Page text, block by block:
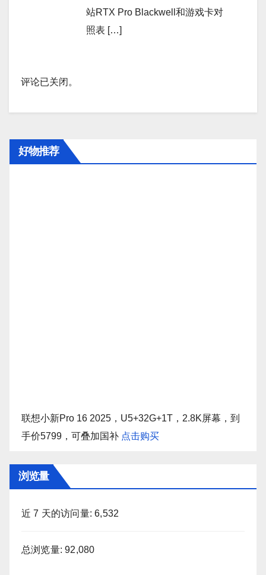
站RTX Pro Blackwell和游戏卡对
照表 […]
评论已关闭。
好物推荐
联想小新Pro 16 2025，U5+32G+1T，2.8K屏幕，到
手价5799，可叠加国补 点击购买
浏览量
近 7 天的访问量:6,532
总浏览量:92,080